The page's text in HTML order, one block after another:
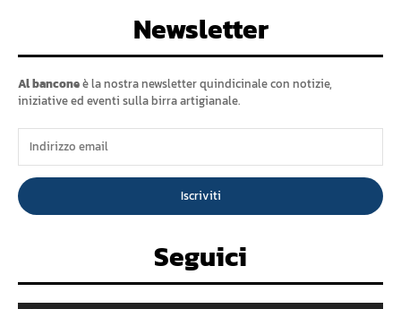
Newsletter
Al banconeè la nostra newsletter quindicinale con notizie,
iniziative ed eventi sulla birra artigianale.
Iscriviti
Seguici